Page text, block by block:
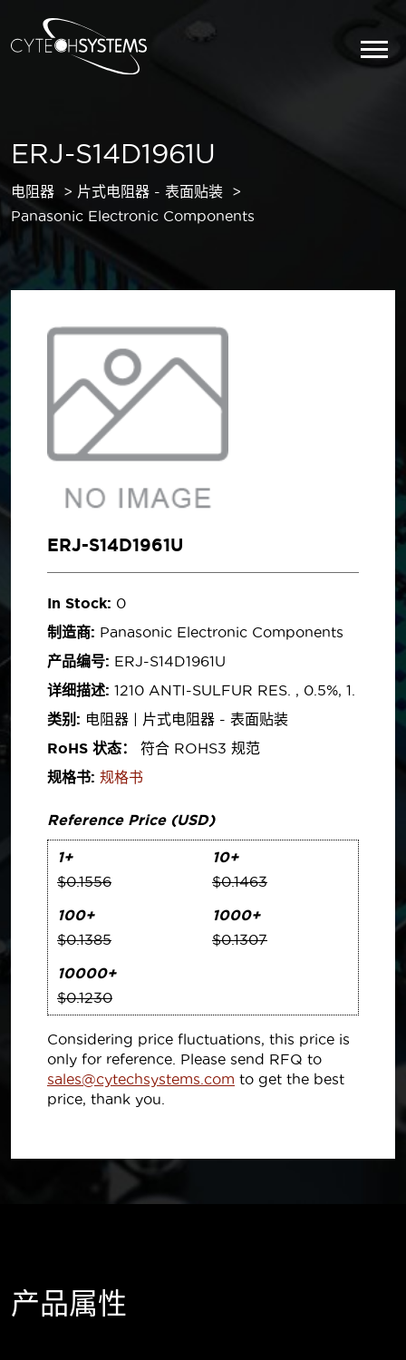
ERJ-S14D1961U
电阻器
片式电阻器 - 表面贴装
Panasonic Electronic Components
ERJ-S14D1961U
In Stock: 0
制造商: Panasonic Electronic Components
产品编号: ERJ-S14D1961U
详细描述: 1210 ANTI-SULFUR RES. , 0.5%, 1.
类别: 电阻器 | 片式电阻器 - 表面贴装
RoHS 状态：
符合 ROHS3 规范
规格书: 规格书
Reference Price (USD)
1+
$0.1556
10+
$0.1463
100+
$0.1385
1000+
$0.1307
10000+
$0.1230
Considering price fluctuations, this price is
only for reference. Please send RFQ to
sales@cytechsystems.com to get the best
price, thank you.
产品属性